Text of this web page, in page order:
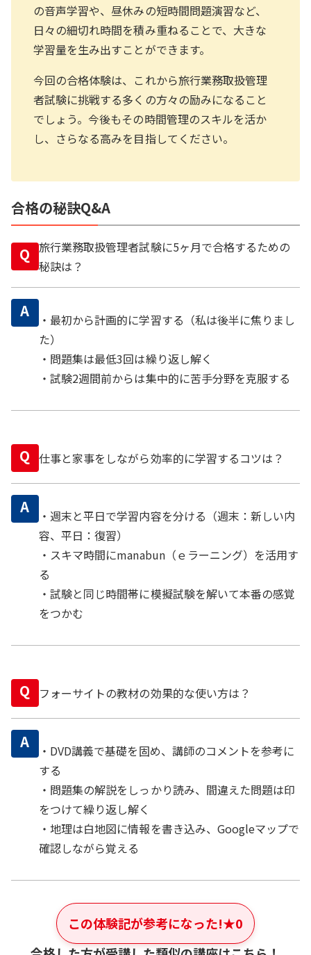
の音声学習や、昼休みの短時間問題演習など、
日々の細切れ時間を積み重ねることで、大きな
学習量を生み出すことができます。
今回の合格体験は、これから旅行業務取扱管理
者試験に挑戦する多くの方々の励みになること
でしょう。今後もその時間管理のスキルを活か
し、さらなる高みを目指してください。
合格の秘訣Q&A
Q 旅行業務取扱管理者試験に5ヶ月で合格するための
秘訣は？
A
・最初から計画的に学習する（私は後半に焦りまし
た）
・問題集は最低3回は繰り返し解く
・試験2週間前からは集中的に苦手分野を克服する
Q 仕事と家事をしながら効率的に学習するコツは？
A
・週末と平日で学習内容を分ける（週末：新しい内
容、平日：復習）
・スキマ時間にmanabun（ｅラーニング）を活用す
る
・試験と同じ時間帯に模擬試験を解いて本番の感覚
をつかむ
Q フォーサイトの教材の効果的な使い方は？
A
・DVD講義で基礎を固め、講師のコメントを参考に
する
・問題集の解説をしっかり読み、間違えた問題は印
をつけて繰り返し解く
・地理は白地図に情報を書き込み、Googleマップで
確認しながら覚える
この体験記が参考になった!★0